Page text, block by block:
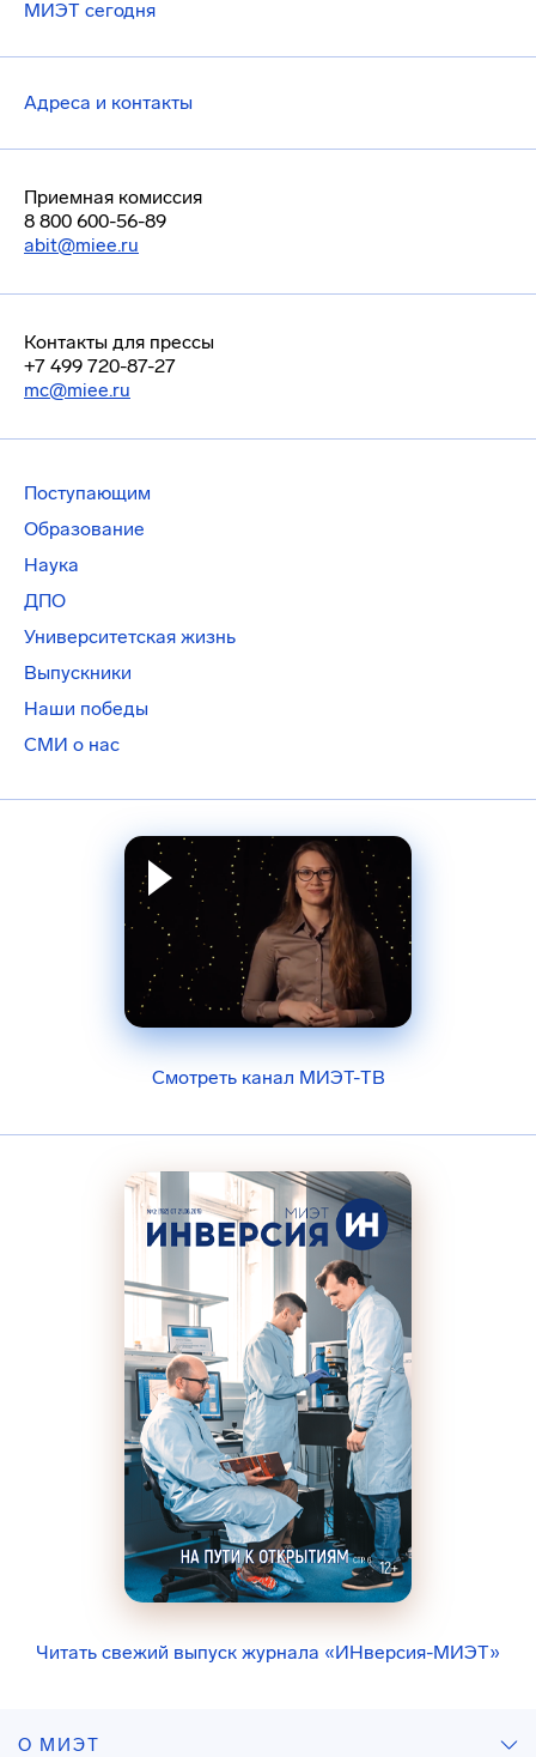
МИЭТ сегодня
Адреса и контакты
Приемная комиссия
8 800 600-56-89
abit@miee.ru
Контакты для прессы
+7 499 720-87-27
mc@miee.ru
Поступающим
Образование
Наука
ДПО
Университетская жизнь
Выпускники
Наши победы
СМИ о нас
Смотреть канал МИЭТ-ТВ
Читать свежий выпуск журнала «ИНверсия-МИЭТ»
О МИЭТ